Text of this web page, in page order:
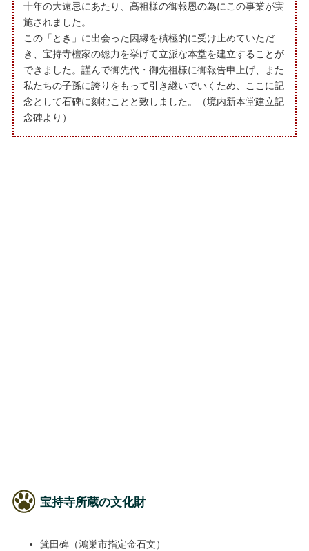
十年の大遠忌にあたり、高祖様の御報恩の為にこの事業が実
施されました。
この「とき」に出会った因縁を積極的に受け止めていただ
き、宝持寺檀家の総力を挙げて立派な本堂を建立することが
できました。謹んで御先代・御先祖様に御報告申上げ、また
私たちの子孫に誇りをもって引き継いでいくため、ここに記
念として石碑に刻むことと致しました。（境内新本堂建立記
念碑より）
宝持寺所蔵の文化財
箕田碑（鴻巣市指定金石文）